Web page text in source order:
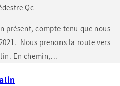
Qc
présent, compte tenu que nous
Nous prenons la route vers
En chemin,...